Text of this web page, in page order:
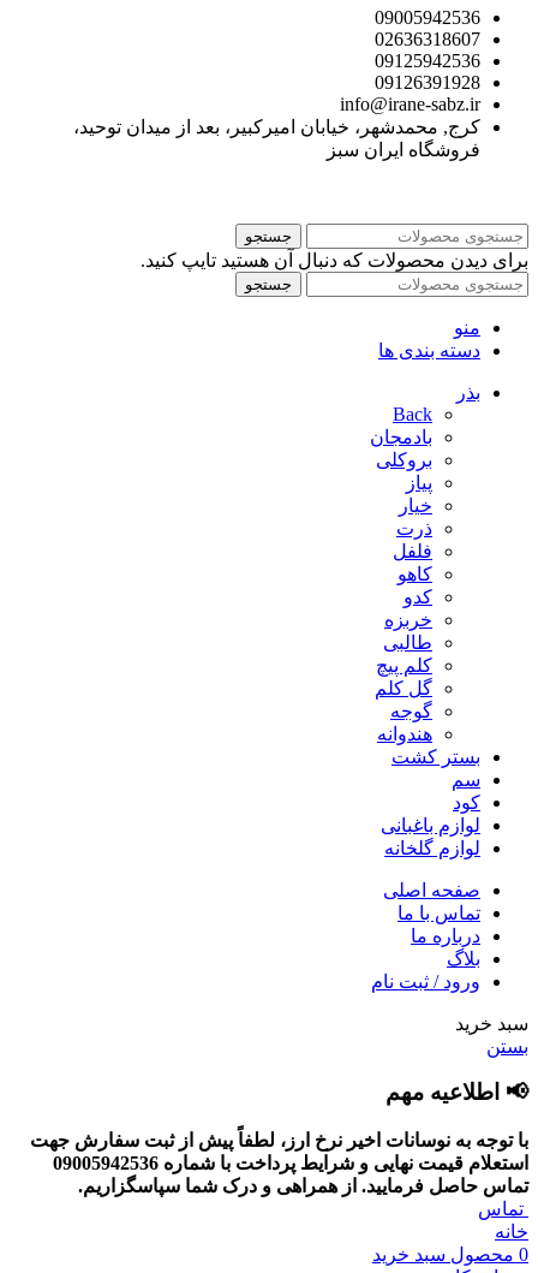
09005942536
02636318607
09125942536
09126391928
info@irane-sabz.ir
کرج, محمدشهر، خیابان امیرکبیر، بعد از میدان توحید،
فروشگاه ایران سبز
جستجو
برای دیدن محصولات که دنبال آن هستید تایپ کنید.
جستجو
منو
دسته بندی ها
بذر
Back
بادمجان
بروکلی
پیاز
خیار
ذرت
فلفل
کاهو
کدو
خربزه
طالبی
کلم پیچ
گل کلم
گوجه
هندوانه
بستر کشت
سم
کود
لوازم باغبانی
لوازم گلخانه
صفحه اصلی
تماس با ما
درباره ما
بلاگ
ورود / ثبت نام
سبد خرید
بستن
📢 اطلاعیه مهم
با توجه به نوسانات اخیر نرخ ارز، لطفاً پیش از ثبت سفارش جهت
استعلام قیمت نهایی و شرایط پرداخت با شماره 09005942536
تماس حاصل فرمایید. از همراهی و درک شما سپاسگزاریم.
تماس
خانه
0 محصول سبد خرید